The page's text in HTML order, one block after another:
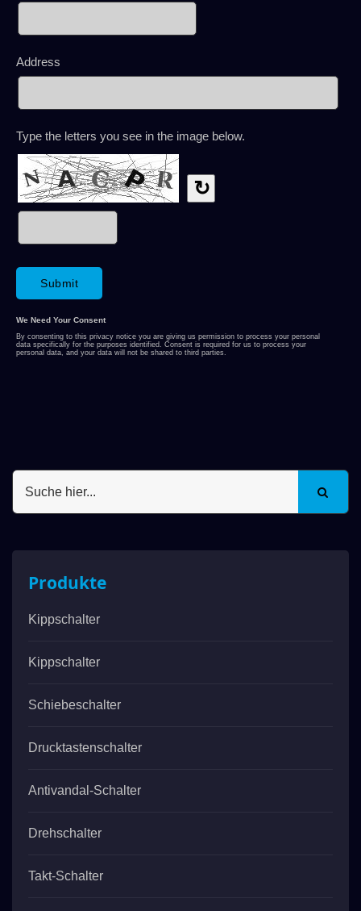
Produkte
Kippschalter
Kippschalter
Schiebeschalter
Drucktastenschalter
Antivandal-Schalter
Drehschalter
Takt-Schalter